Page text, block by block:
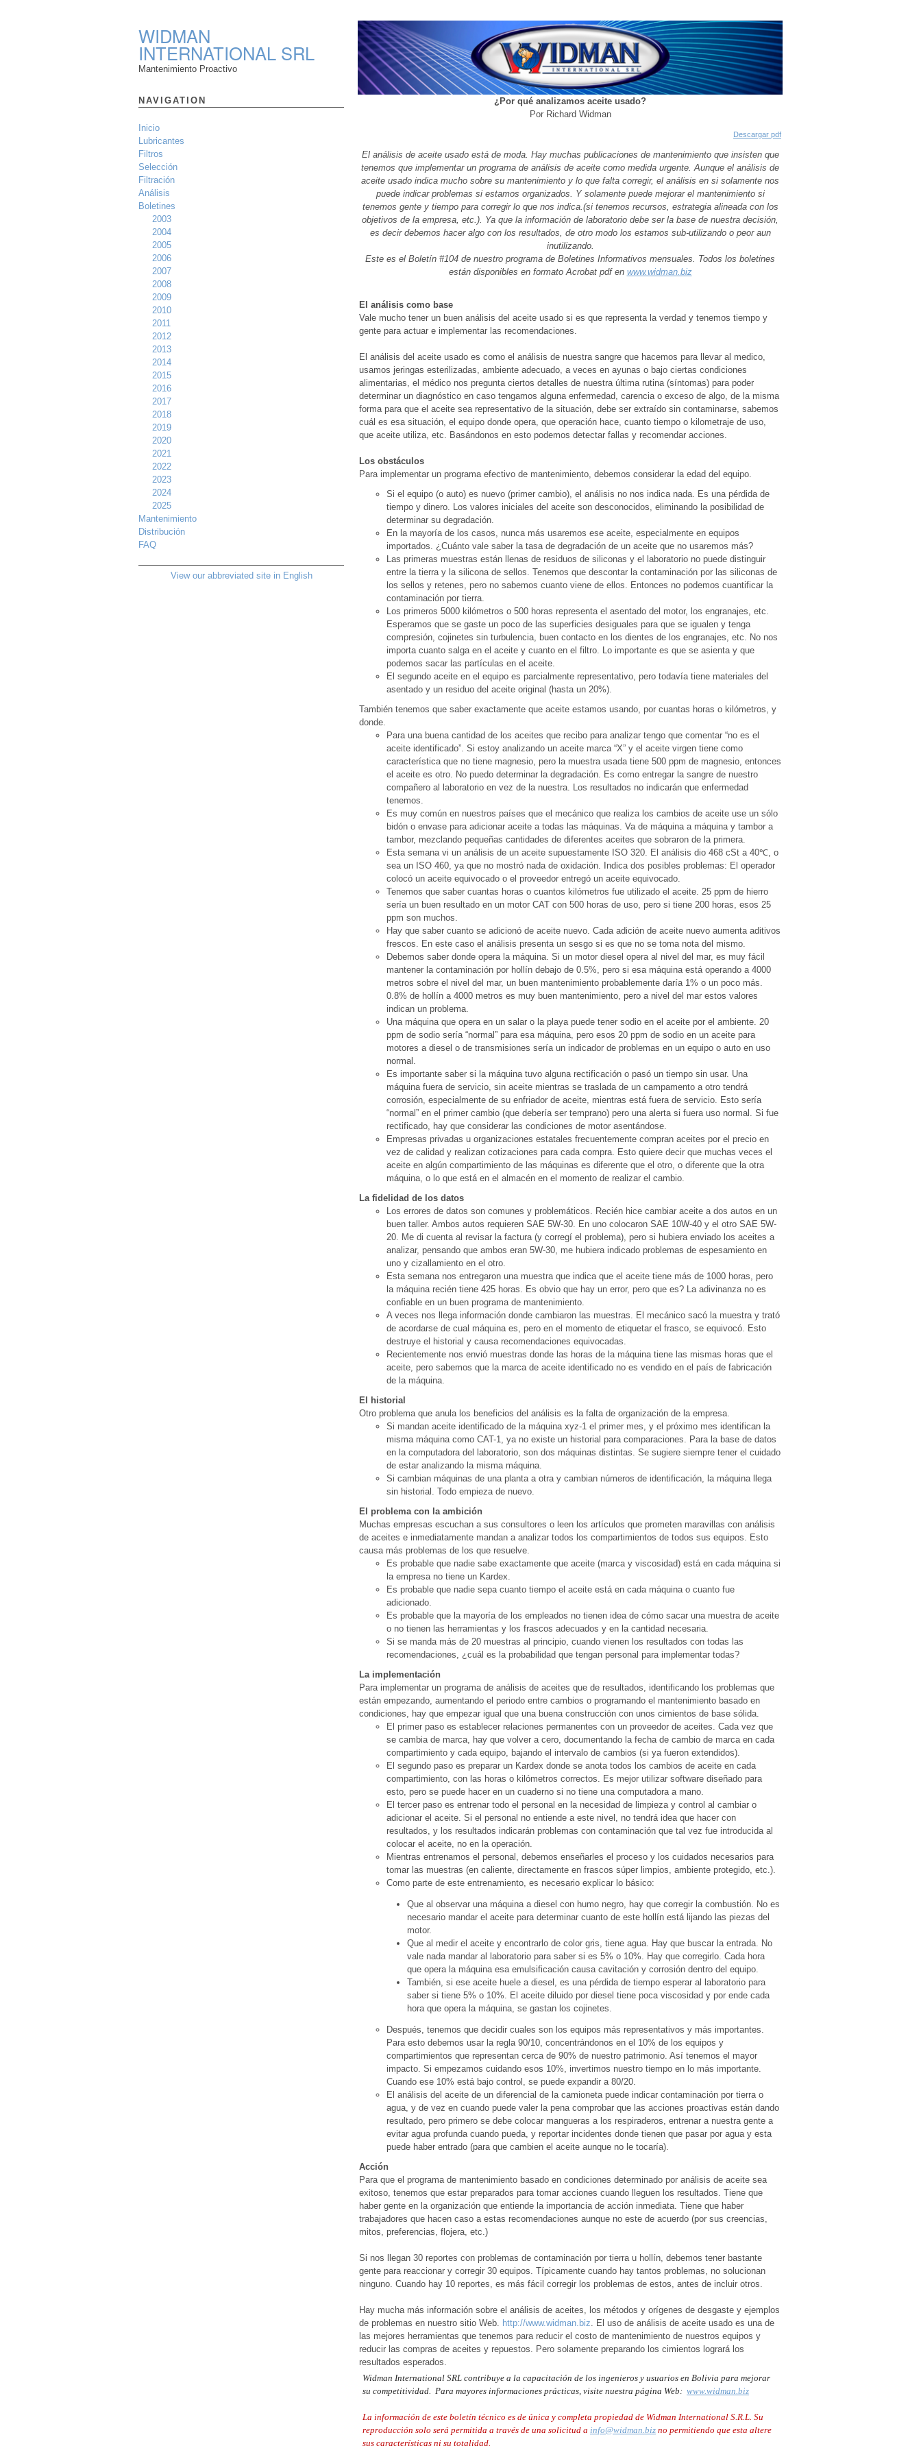
WIDMAN
INTERNATIONAL SRL
Mantenimiento Proactivo
NAVIGATION
Inicio
Lubricantes
Filtros
Selección
Filtración
Análisis
Boletines
2003
2004
2005
2006
2007
2008
2009
2010
2011
2012
2013
2014
2015
2016
2017
2018
2019
2020
2021
2022
2023
2024
2025
Mantenimiento
Distribución
FAQ
View our abbreviated site in English
¿Por qué analizamos aceite usado?
Por Richard Widman
Descargar pdf
El análisis de aceite usado está de moda. Hay muchas publicaciones de mantenimiento que insisten que
tenemos que implementar un programa de análisis de aceite como medida urgente. Aunque el análisis de
aceite usado indica mucho sobre su mantenimiento y lo que falta corregir, el análisis en si solamente nos
puede indicar problemas si estamos organizados. Y solamente puede mejorar el mantenimiento si
tenemos gente y tiempo para corregir lo que nos indica.(si tenemos recursos, estrategia alineada con los
objetivos de la empresa, etc.). Ya que la información de laboratorio debe ser la base de nuestra decisión,
es decir debemos hacer algo con los resultados, de otro modo los estamos sub-utilizando o peor aun
inutilizando.
Este es el Boletín #104 de nuestro programa de Boletines Informativos mensuales. Todos los boletines
están disponibles en formato Acrobat pdf en www.widman.biz
El análisis como base
Vale mucho tener un buen análisis del aceite usado si es que representa la verdad y tenemos tiempo y
gente para actuar e implementar las recomendaciones.
El análisis del aceite usado es como el análisis de nuestra sangre que hacemos para llevar al medico,
usamos jeringas esterilizadas, ambiente adecuado, a veces en ayunas o bajo ciertas condiciones
alimentarias, el médico nos pregunta ciertos detalles de nuestra última rutina (síntomas) para poder
determinar un diagnóstico en caso tengamos alguna enfermedad, carencia o exceso de algo, de la misma
forma para que el aceite sea representativo de la situación, debe ser extraído sin contaminarse, sabemos
cuál es esa situación, el equipo donde opera, que operación hace, cuanto tiempo o kilometraje de uso,
que aceite utiliza, etc. Basándonos en esto podemos detectar fallas y recomendar acciones.
Los obstáculos
Para implementar un programa efectivo de mantenimiento, debemos considerar la edad del equipo.
Si el equipo (o auto) es nuevo (primer cambio), el análisis no nos indica nada. Es una pérdida de
tiempo y dinero. Los valores iniciales del aceite son desconocidos, eliminando la posibilidad de
determinar su degradación.
En la mayoría de los casos, nunca más usaremos ese aceite, especialmente en equipos
importados. ¿Cuánto vale saber la tasa de degradación de un aceite que no usaremos más?
Las primeras muestras están llenas de residuos de siliconas y el laboratorio no puede distinguir
entre la tierra y la silicona de sellos. Tenemos que descontar la contaminación por las siliconas de
los sellos y retenes, pero no sabemos cuanto viene de ellos. Entonces no podemos cuantificar la
contaminación por tierra.
Los primeros 5000 kilómetros o 500 horas representa el asentado del motor, los engranajes, etc.
Esperamos que se gaste un poco de las superficies desiguales para que se igualen y tenga
compresión, cojinetes sin turbulencia, buen contacto en los dientes de los engranajes, etc. No nos
importa cuanto salga en el aceite y cuanto en el filtro. Lo importante es que se asienta y que
podemos sacar las partículas en el aceite.
El segundo aceite en el equipo es parcialmente representativo, pero todavía tiene materiales del
asentado y un residuo del aceite original (hasta un 20%).
También tenemos que saber exactamente que aceite estamos usando, por cuantas horas o kilómetros, y
donde.
Para una buena cantidad de los aceites que recibo para analizar tengo que comentar “no es el
aceite identificado”. Si estoy analizando un aceite marca “X” y el aceite virgen tiene como
característica que no tiene magnesio, pero la muestra usada tiene 500 ppm de magnesio, entonces
el aceite es otro. No puedo determinar la degradación. Es como entregar la sangre de nuestro
compañero al laboratorio en vez de la nuestra. Los resultados no indicarán que enfermedad
tenemos.
Es muy común en nuestros países que el mecánico que realiza los cambios de aceite use un sólo
bidón o envase para adicionar aceite a todas las máquinas. Va de máquina a máquina y tambor a
tambor, mezclando pequeñas cantidades de diferentes aceites que sobraron de la primera.
Esta semana vi un análisis de un aceite supuestamente ISO 320. El análisis dio 468 cSt a 40℃, o
sea un ISO 460, ya que no mostró nada de oxidación. Indica dos posibles problemas: El operador
colocó un aceite equivocado o el proveedor entregó un aceite equivocado.
Tenemos que saber cuantas horas o cuantos kilómetros fue utilizado el aceite. 25 ppm de hierro
sería un buen resultado en un motor CAT con 500 horas de uso, pero si tiene 200 horas, esos 25
ppm son muchos.
Hay que saber cuanto se adicionó de aceite nuevo. Cada adición de aceite nuevo aumenta aditivos
frescos. En este caso el análisis presenta un sesgo si es que no se toma nota del mismo.
Debemos saber donde opera la máquina. Si un motor diesel opera al nivel del mar, es muy fácil
mantener la contaminación por hollín debajo de 0.5%, pero si esa máquina está operando a 4000
metros sobre el nivel del mar, un buen mantenimiento probablemente daría 1% o un poco más.
0.8% de hollín a 4000 metros es muy buen mantenimiento, pero a nivel del mar estos valores
indican un problema.
Una máquina que opera en un salar o la playa puede tener sodio en el aceite por el ambiente. 20
ppm de sodio sería “normal” para esa máquina, pero esos 20 ppm de sodio en un aceite para
motores a diesel o de transmisiones sería un indicador de problemas en un equipo o auto en uso
normal.
Es importante saber si la máquina tuvo alguna rectificación o pasó un tiempo sin usar. Una
máquina fuera de servicio, sin aceite mientras se traslada de un campamento a otro tendrá
corrosión, especialmente de su enfriador de aceite, mientras está fuera de servicio. Esto sería
“normal” en el primer cambio (que debería ser temprano) pero una alerta si fuera uso normal. Si fue
rectificado, hay que considerar las condiciones de motor asentándose.
Empresas privadas u organizaciones estatales frecuentemente compran aceites por el precio en
vez de calidad y realizan cotizaciones para cada compra. Esto quiere decir que muchas veces el
aceite en algún compartimiento de las máquinas es diferente que el otro, o diferente que la otra
máquina, o lo que está en el almacén en el momento de realizar el cambio.
La fidelidad de los datos
Los errores de datos son comunes y problemáticos. Recién hice cambiar aceite a dos autos en un
buen taller. Ambos autos requieren SAE 5W-30. En uno colocaron SAE 10W-40 y el otro SAE 5W-
20. Me di cuenta al revisar la factura (y corregí el problema), pero si hubiera enviado los aceites a
analizar, pensando que ambos eran 5W-30, me hubiera indicado problemas de espesamiento en
uno y cizallamiento en el otro.
Esta semana nos entregaron una muestra que indica que el aceite tiene más de 1000 horas, pero
la máquina recién tiene 425 horas. Es obvio que hay un error, pero que es? La adivinanza no es
confiable en un buen programa de mantenimiento.
A veces nos llega información donde cambiaron las muestras. El mecánico sacó la muestra y trató
de acordarse de cual máquina es, pero en el momento de etiquetar el frasco, se equivocó. Esto
destruye el historial y causa recomendaciones equivocadas.
Recientemente nos envió muestras donde las horas de la máquina tiene las mismas horas que el
aceite, pero sabemos que la marca de aceite identificado no es vendido en el país de fabricación
de la máquina.
El historial
Otro problema que anula los beneficios del análisis es la falta de organización de la empresa.
Si mandan aceite identificado de la máquina xyz-1 el primer mes, y el próximo mes identifican la
misma máquina como CAT-1, ya no existe un historial para comparaciones. Para la base de datos
en la computadora del laboratorio, son dos máquinas distintas. Se sugiere siempre tener el cuidado
de estar analizando la misma máquina.
Si cambian máquinas de una planta a otra y cambian números de identificación, la máquina llega
sin historial. Todo empieza de nuevo.
El problema con la ambición
Muchas empresas escuchan a sus consultores o leen los artículos que prometen maravillas con análisis
de aceites e inmediatamente mandan a analizar todos los compartimientos de todos sus equipos. Esto
causa más problemas de los que resuelve.
Es probable que nadie sabe exactamente que aceite (marca y viscosidad) está en cada máquina si
la empresa no tiene un Kardex.
Es probable que nadie sepa cuanto tiempo el aceite está en cada máquina o cuanto fue
adicionado.
Es probable que la mayoría de los empleados no tienen idea de cómo sacar una muestra de aceite
o no tienen las herramientas y los frascos adecuados y en la cantidad necesaria.
Si se manda más de 20 muestras al principio, cuando vienen los resultados con todas las
recomendaciones, ¿cuál es la probabilidad que tengan personal para implementar todas?
La implementación
Para implementar un programa de análisis de aceites que de resultados, identificando los problemas que
están empezando, aumentando el periodo entre cambios o programando el mantenimiento basado en
condiciones, hay que empezar igual que una buena construcción con unos cimientos de base sólida.
El primer paso es establecer relaciones permanentes con un proveedor de aceites. Cada vez que
se cambia de marca, hay que volver a cero, documentando la fecha de cambio de marca en cada
compartimiento y cada equipo, bajando el intervalo de cambios (si ya fueron extendidos).
El segundo paso es preparar un Kardex donde se anota todos los cambios de aceite en cada
compartimiento, con las horas o kilómetros correctos. Es mejor utilizar software diseñado para
esto, pero se puede hacer en un cuaderno si no tiene una computadora a mano.
El tercer paso es entrenar todo el personal en la necesidad de limpieza y control al cambiar o
adicionar el aceite. Si el personal no entiende a este nivel, no tendrá idea que hacer con
resultados, y los resultados indicarán problemas con contaminación que tal vez fue introducida al
colocar el aceite, no en la operación.
Mientras entrenamos el personal, debemos enseñarles el proceso y los cuidados necesarios para
tomar las muestras (en caliente, directamente en frascos súper limpios, ambiente protegido, etc.).
Como parte de este entrenamiento, es necesario explicar lo básico:
Que al observar una máquina a diesel con humo negro, hay que corregir la combustión. No es
necesario mandar el aceite para determinar cuanto de este hollín está lijando las piezas del
motor.
Que al medir el aceite y encontrarlo de color gris, tiene agua. Hay que buscar la entrada. No
vale nada mandar al laboratorio para saber si es 5% o 10%. Hay que corregirlo. Cada hora
que opera la máquina esa emulsificación causa cavitación y corrosión dentro del equipo.
También, si ese aceite huele a diesel, es una pérdida de tiempo esperar al laboratorio para
saber si tiene 5% o 10%. El aceite diluido por diesel tiene poca viscosidad y por ende cada
hora que opera la máquina, se gastan los cojinetes.
Después, tenemos que decidir cuales son los equipos más representativos y más importantes.
Para esto debemos usar la regla 90/10, concentrándonos en el 10% de los equipos y
compartimientos que representan cerca de 90% de nuestro patrimonio. Así tenemos el mayor
impacto. Si empezamos cuidando esos 10%, invertimos nuestro tiempo en lo más importante.
Cuando ese 10% está bajo control, se puede expandir a 80/20.
El análisis del aceite de un diferencial de la camioneta puede indicar contaminación por tierra o
agua, y de vez en cuando puede valer la pena comprobar que las acciones proactivas están dando
resultado, pero primero se debe colocar mangueras a los respiraderos, entrenar a nuestra gente a
evitar agua profunda cuando pueda, y reportar incidentes donde tienen que pasar por agua y esta
puede haber entrado (para que cambien el aceite aunque no le tocaría).
Acción
Para que el programa de mantenimiento basado en condiciones determinado por análisis de aceite sea
exitoso, tenemos que estar preparados para tomar acciones cuando lleguen los resultados. Tiene que
haber gente en la organización que entiende la importancia de acción inmediata. Tiene que haber
trabajadores que hacen caso a estas recomendaciones aunque no este de acuerdo (por sus creencias,
mitos, preferencias, flojera, etc.)
Si nos llegan 30 reportes con problemas de contaminación por tierra u hollín, debemos tener bastante
gente para reaccionar y corregir 30 equipos. Típicamente cuando hay tantos problemas, no solucionan
ninguno. Cuando hay 10 reportes, es más fácil corregir los problemas de estos, antes de incluir otros.
Hay mucha más información sobre el análisis de aceites, los métodos y orígenes de desgaste y ejemplos
de problemas en nuestro sitio Web. http://www.widman.biz. El uso de análisis de aceite usado es una de
las mejores herramientas que tenemos para reducir el costo de mantenimiento de nuestros equipos y
reducir las compras de aceites y repuestos. Pero solamente preparando los cimientos logrará los
resultados esperados.
Widman International SRL contribuye a la capacitación de los ingenieros y usuarios en Bolivia para mejorar
su competitividad. Para mayores informaciones prácticas, visite nuestra página Web: www.widman.biz
La información de este boletín técnico es de única y completa propiedad de Widman International S.R.L. Su
reproducción solo será permitida a través de una solicitud a info@widman.biz no permitiendo que esta altere
sus características ni su totalidad.